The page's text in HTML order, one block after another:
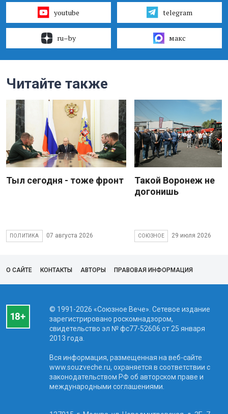
youtube telegram
ru–by макс
Читайте также
Тыл сегодня - тоже фронт
ПОЛИТИКА 07 августа 2026
Такой Воронеж не
догонишь
СОЮЗНОЕ 29 июля 2026
О САЙТЕ КОНТАКТЫ АВТОРЫ ПРАВОВАЯ ИНФОРМАЦИЯ
© 1991-2026 «Союзное Вече». Сетевое издание
зарегистрировано роскомнадзором,
свидетельство эл № фc77-52606 от 25 января
2013 года.
Вся информация, размещенная на веб-сайте
www.souzveche.ru, охраняется в соответствии с
законодательством РФ об авторском праве и
международными соглашениями.